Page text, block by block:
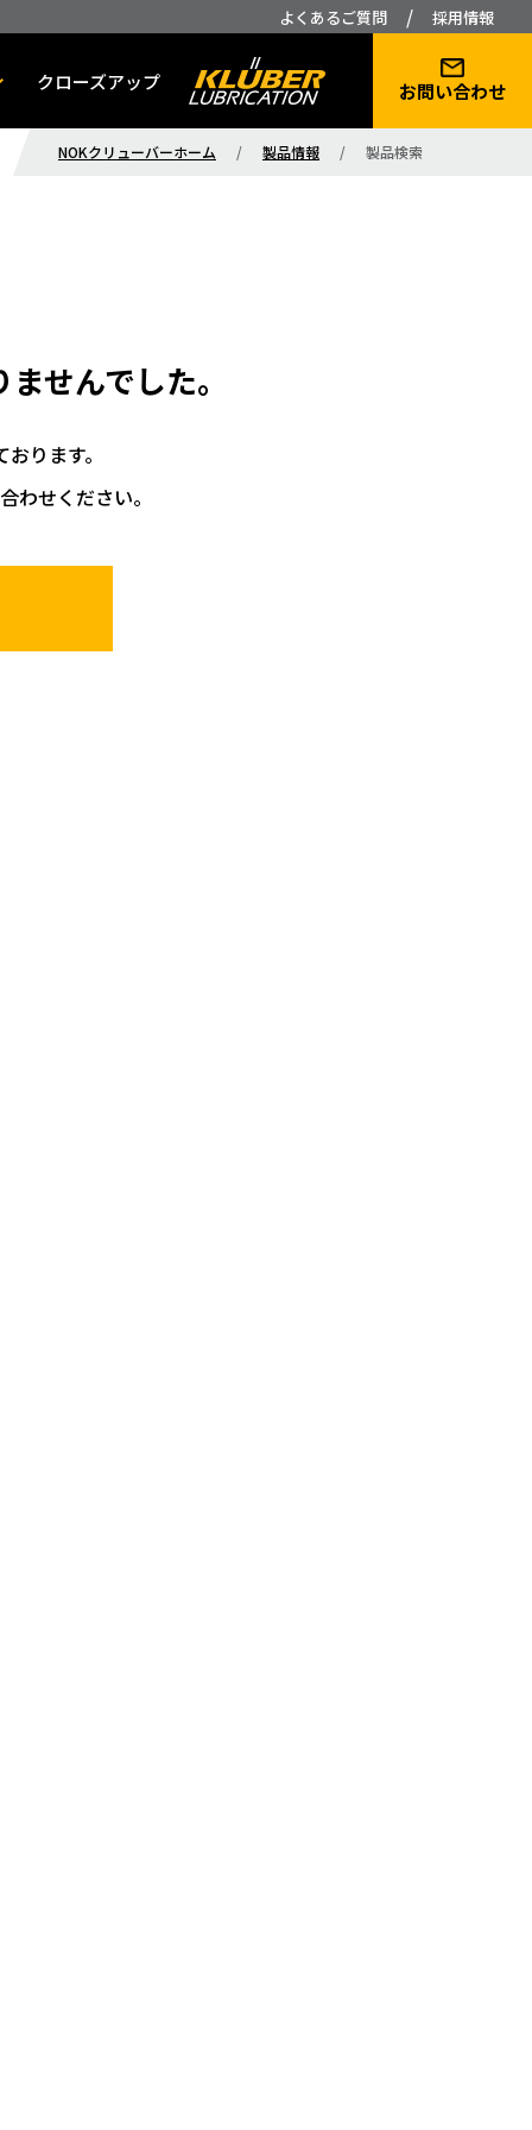
よくあるご質問 / 採用情報
クローズアップ お問い合わせ
NOKクリューバーホーム / 製品情報 / 製品検索
せんでした。
ります。
わせください。